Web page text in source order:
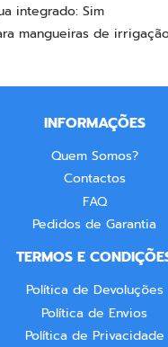
integrado: Sim
mangueiras de
INFORMAÇÕES
Quem Somos?
Contactos
FAQ
Pedidos de Garantia
TERMOS E
Política de Devoluções
Política de Envios
Política de Privacidade